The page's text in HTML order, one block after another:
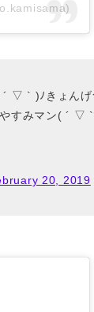
▽ ` )ﾉきょんげ
すみマン( ´ ▽
20, 2019